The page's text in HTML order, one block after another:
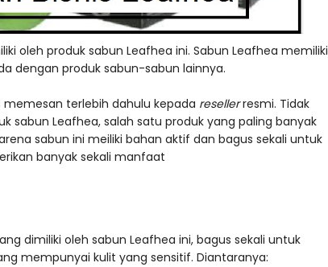
oleh produk sabun Leafhea ini. Sabun Leafhea memiliki
dengan produk sabun-sabun lainnya.
terlebih dahulu kepada resellerresmi. Tidak
sabun Leafhea, salah satu produk yang paling banyak
sabun ini meiliki bahan aktif dan bagus sekali untuk
banyak sekali manfaat
dimiliki oleh sabun Leafhea ini, bagus sekali untuk
mempunyai kulit yang sensitif. Diantaranya: